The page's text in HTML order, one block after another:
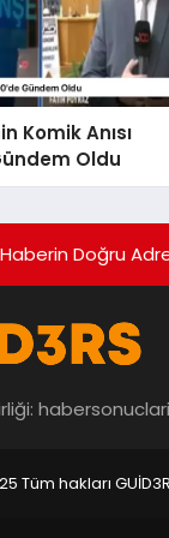
Komik Anısı
Oldu
Doğru
Tüm hakları